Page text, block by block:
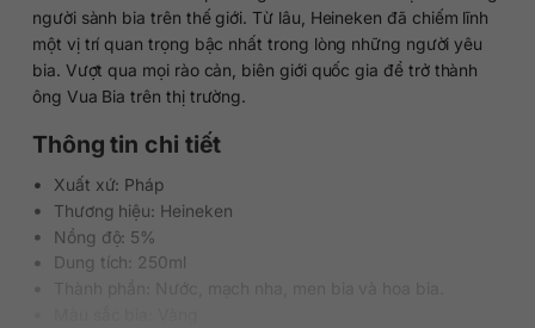
người sành bia trên thế giới. Từ lâu, Heineken đã chiếm lĩnh
một vị trí quan trọng bậc nhất trong lòng những người yêu
bia. Vượt qua mọi rào cản, biên giới quốc gia để trở thành
ông Vua Bia trên thị trường.
Thông tin chi tiết
Xuất xứ: Pháp
Thương hiệu: Heineken
Nồng độ: 5%
Dung tích: 250ml